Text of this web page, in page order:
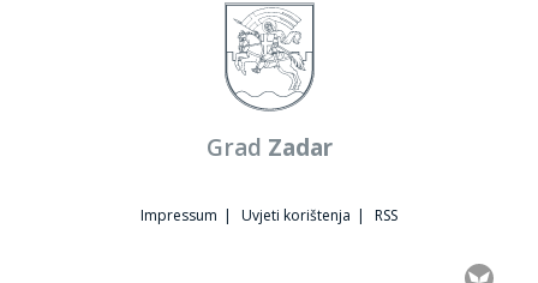
Grad Zadar
Impressum | Uvjeti korištenja | RSS